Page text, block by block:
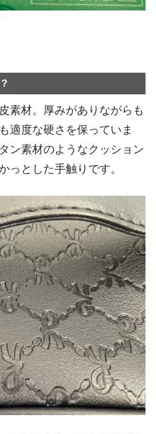
素材。厚みがありながらも
適度な硬さを保っていま
ン素材のようなクッション
っとした手触りです。